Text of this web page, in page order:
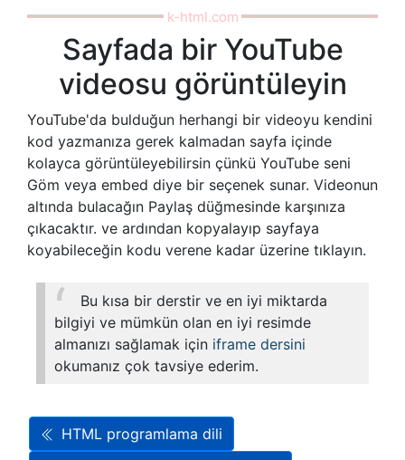
Sayfada bir YouTube
videosu görüntüleyin
YouTube'da bulduğun herhangi bir videoyu kendini
kod yazmanıza gerek kalmadan sayfa içinde
kolayca görüntüleyebilirsin çünkü YouTube seni
Göm veya embed diye bir seçenek sunar. Videonun
altında bulacağın Paylaş düğmesinde karşınıza
çıkacaktır. ve ardından kopyalayıp sayfaya
koyabileceğin kodu verene kadar üzerine tıklayın.
Bu kısa bir derstir ve en iyi miktarda
bilgiyi ve mümkün olan en iyi resimde
almanızı sağlamak için iframe dersini
okumanız çok tavsiye ederim.
HTML programlama dili